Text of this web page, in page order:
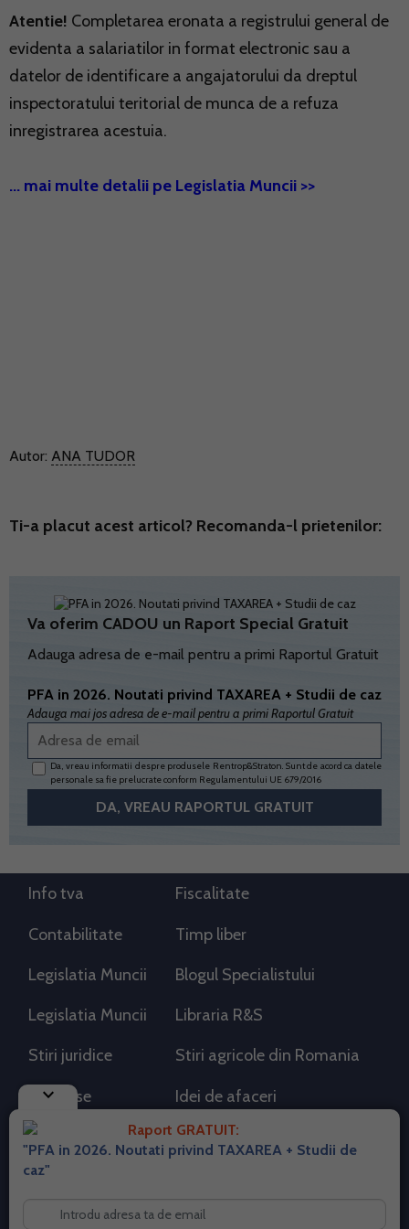
Atentie! Completarea eronata a registrului general de
evidenta a salariatilor in format electronic sau a
datelor de identificare a angajatorului da dreptul
inspectoratului teritorial de munca de a refuza
inregistrarea acestuia.
... mai multe detalii pe Legislatia Muncii >>
Autor: ANA TUDOR
Ti-a placut acest articol? Recomanda-l prietenilor:
Va oferim CADOU un Raport Special Gratuit
Adauga adresa de e-mail pentru a primi Raportul Gratuit
PFA in 2026. Noutati privind TAXAREA + Studii de caz
Adauga mai jos adresa de e-mail pentru a primi Raportul Gratuit
Da, vreau informatii despre produsele Rentrop&Straton. Sunt de acord ca datele
personale sa fie prelucrate conform Regulamentului UE 679/2016
keyboard_arrow_down
Raport GRATUIT:
"PFA in 2026. Noutati privind TAXAREA + Studii de
caz"
Info tva Fiscalitate
Contabilitate Timp liber
Legislatia Muncii Blogul Specialistului
Legislatia Muncii Libraria R&S
Stiri juridice Stiri agricole din Romania
AdSense Idei de afaceri
RSS Flux RSS 2.0
Despre cookies